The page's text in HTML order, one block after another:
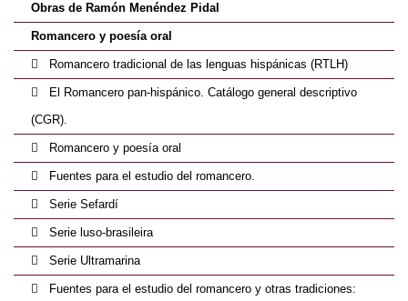
Obras de Ramón Menéndez Pidal
Romancero y poesía oral
Romancero tradicional de las lenguas hispánicas (RTLH)
El Romancero pan-hispánico. Catálogo general descriptivo
(CGR).
Romancero y poesía oral
Fuentes para el estudio del romancero.
Serie Sefardí
Serie luso-brasileira
Serie Ultramarina
Fuentes para el estudio del romancero y otras tradiciones: